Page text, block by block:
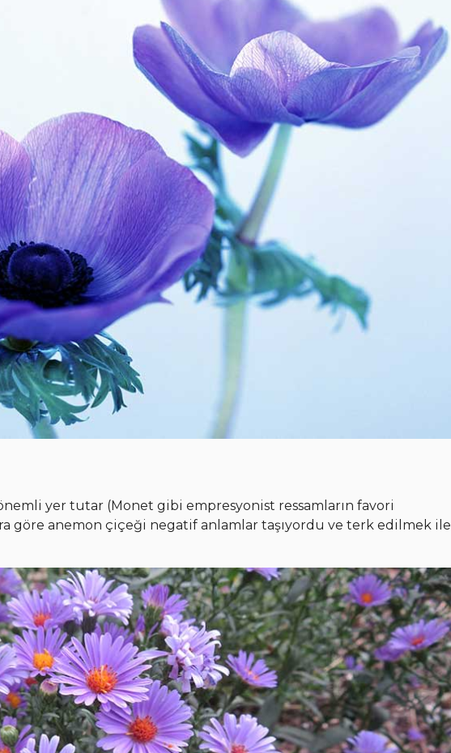
yer tutar (Monet gibi empresyonist ressamların favori
göre anemon çiçeği negatif anlamlar taşıyordu ve terk edilmek ile